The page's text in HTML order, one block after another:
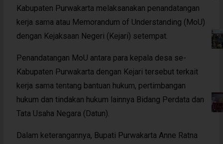
Kabupaten Purwakarta melaksanakan penandatangan
kerja sama atau Memorandum of Understanding (MoU)
dengan Kejaksaan Negeri (Kejari) setempat.
Penandatangan MoU antara para kepala desa se-
Kabupaten Purwakarta dengan Kejari tersebut terkait
kerja sama tentang bantuan hukum, pertimbangan
hukum dan tindakan hukum lainnya Bidang Perdata dan
Tata Usaha Negara (Datun).
Dalam keterangannya, Bupati Purwakarta Anne Ratna